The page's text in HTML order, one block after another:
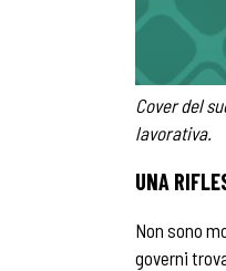
Cover del
lavorativa.
UNA
Non sono
governi